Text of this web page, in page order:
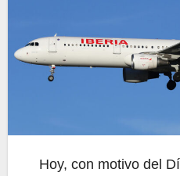
Hoy, con motivo del